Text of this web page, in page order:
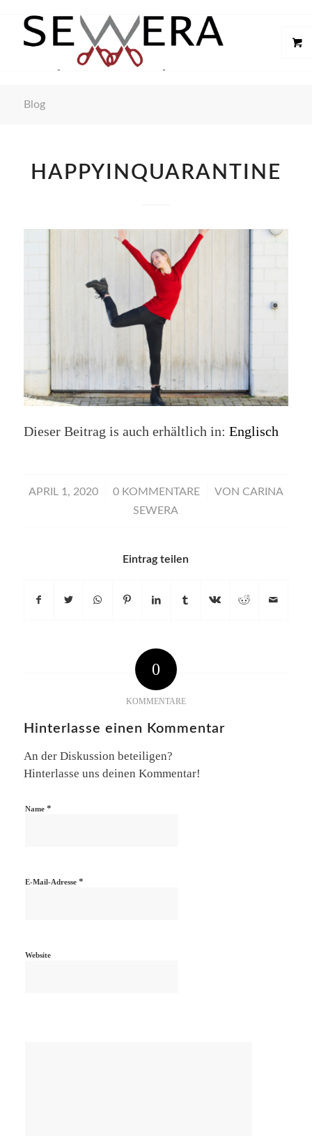
Blog
HAPPYINQUARANTINE
Dieser Beitrag is auch erhältlich in: Englisch
APRIL 1, 2020
/ 0 KOMMENTARE
/ VON CARINA
SEWERA
Eintrag teilen
0
KOMMENTARE
Hinterlasse einen Kommentar
An der Diskussion beteiligen?
Hinterlasse uns deinen Kommentar!
Name *
E-Mail-Adresse *
Website